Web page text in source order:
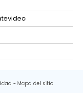
Mapa del sitio